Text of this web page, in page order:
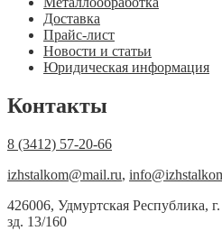
Доставка
Прайс-лист
Новости и статьи
Юридическая информация
Контакты
8 (3412) 57-20-66
izhstalkom@mail.ru,
426006, Удмуртская Республика,
зд. 13/160